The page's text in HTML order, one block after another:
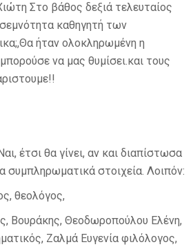
Στο βάθος δεξιά τελευταίος
καθηγητή των
ήταν ολοκληρωμένη η
να μας θυμίσει.και τους
Ναι, έτσι θα γίνει, αν και διαπίστωσα
στοιχεία. Λοιπόν:
θεολόγος,
Βουράκης, Θεοδωροπούλου Ελένη,
Ζαλμά Ευγενία φιλόλογος,